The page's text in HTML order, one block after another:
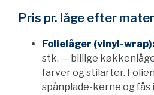
Pris pr. låge efter
Folielåger (vinyl-wrap):
stk. — billige
farver og stilarter.
spånplade-kerne og fås